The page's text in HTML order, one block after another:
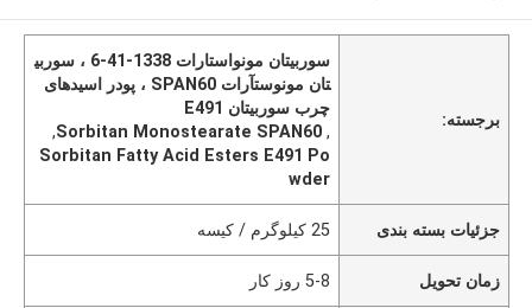
برجسته:
سوربیتان مونواستارات 1338-41-6 ، سوربی
تان مونوستآرات SPAN60 ، پودر اسیدهای
چرب سوربیتان E491
,
Sorbitan Monostearate SPAN60
,
Sorbitan Fatty Acid Esters E491 Po
wder
جزئیات بسته بندی 25 کیلوگرم / کیسه
زمان تحویل 5-8 روز کار